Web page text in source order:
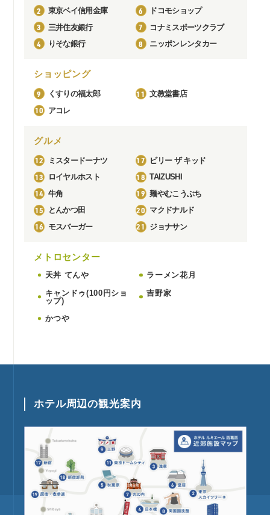
2 東京ベイ信用金庫
3 三井住友銀行
4 りそな銀行
6 ドコモショップ
7 コナミスポーツクラブ
8 ニッポンレンタカー
ショッピング
9 くすりの福太郎
10 アコレ
11 文教堂書店
グルメ
12 ミスタードーナツ
13 ロイヤルホスト
14 牛角
15 とんかつ田
16 モスバーガー
17 ビリー ザ キッド
18 TAIZUSHI
19 麺やむこうぶち
20 マクドナルド
21 ジョナサン
メトロセンター
天丼 てんや
ラーメン花月
キャンドゥ(100円ショ
ップ)
吉野家
かつや
ホテル周辺の観光案内